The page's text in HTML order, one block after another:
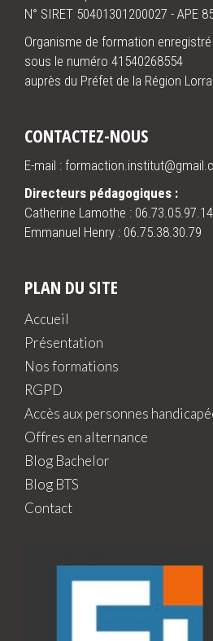
N° SIRET 50401301200027 - APE
Organisme de formation enregistré
sous le numéro 41540268554
auprès du Préfet de la Région
CONTACTEZ-NOUS
E-mail :
Directeurs pédagogiques :
Catherine Lamothe : 06.73.05.97.14
Emmanuel Henry : 06.75.38.30.79
PLAN DU SITE
Accueil
Présentation
Nos formations
RGPD
Accès aux personnes
Offres en alternance
Blog Bachelor
Blog BTS
Contact